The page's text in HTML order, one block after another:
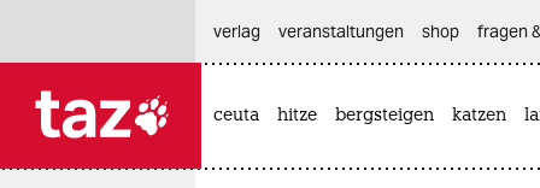
verlag
veranstaltungen shop fragen
ceuta hitze bergsteigen katzen